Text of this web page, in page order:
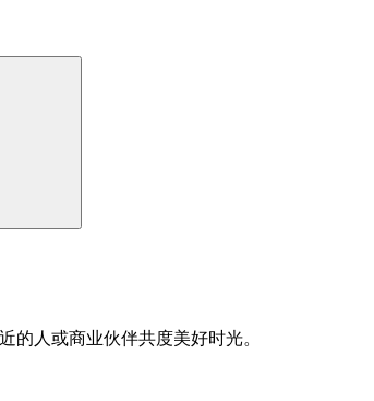
的人或商业伙伴共度美好时光。